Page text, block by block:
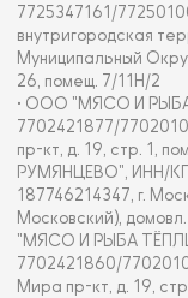
7725347161/
внутригородская
Муниципальный
26, помещ. 7/11Н/2
• ООО "МЯСО И
7702421877/
пр-кт, д. 19, стр. 1,
РУМЯНЦЕВО", ИНН/
187746214347, г.
Московский),
"МЯСО И РЫБА
7702421860/
Мира пр-кт, д. 19,